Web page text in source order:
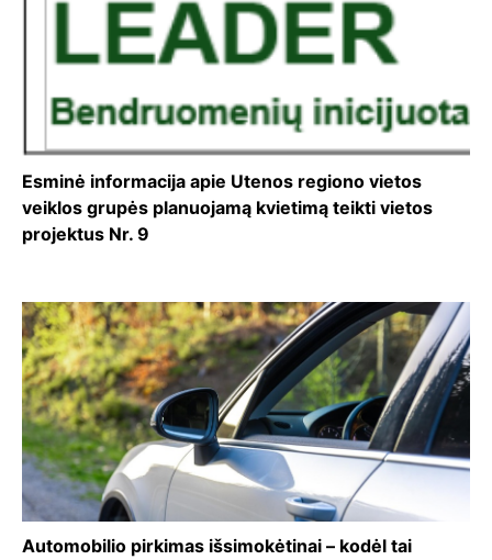
Esminė informacija apie Utenos regiono vietos
veiklos grupės planuojamą kvietimą teikti vietos
projektus Nr. 9
Automobilio pirkimas išsimokėtinai – kodėl tai